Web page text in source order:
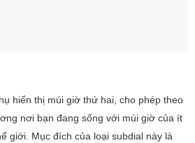
hiển thị múi giờ thứ hai, cho phép theo
nơi bạn đang sống với múi giờ của ít
giới. Mục đích của loại subdial này là